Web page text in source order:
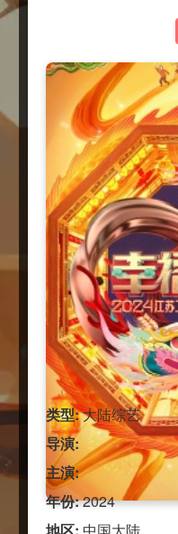
类型:大陆综艺
导演:
主演:
年份:2024